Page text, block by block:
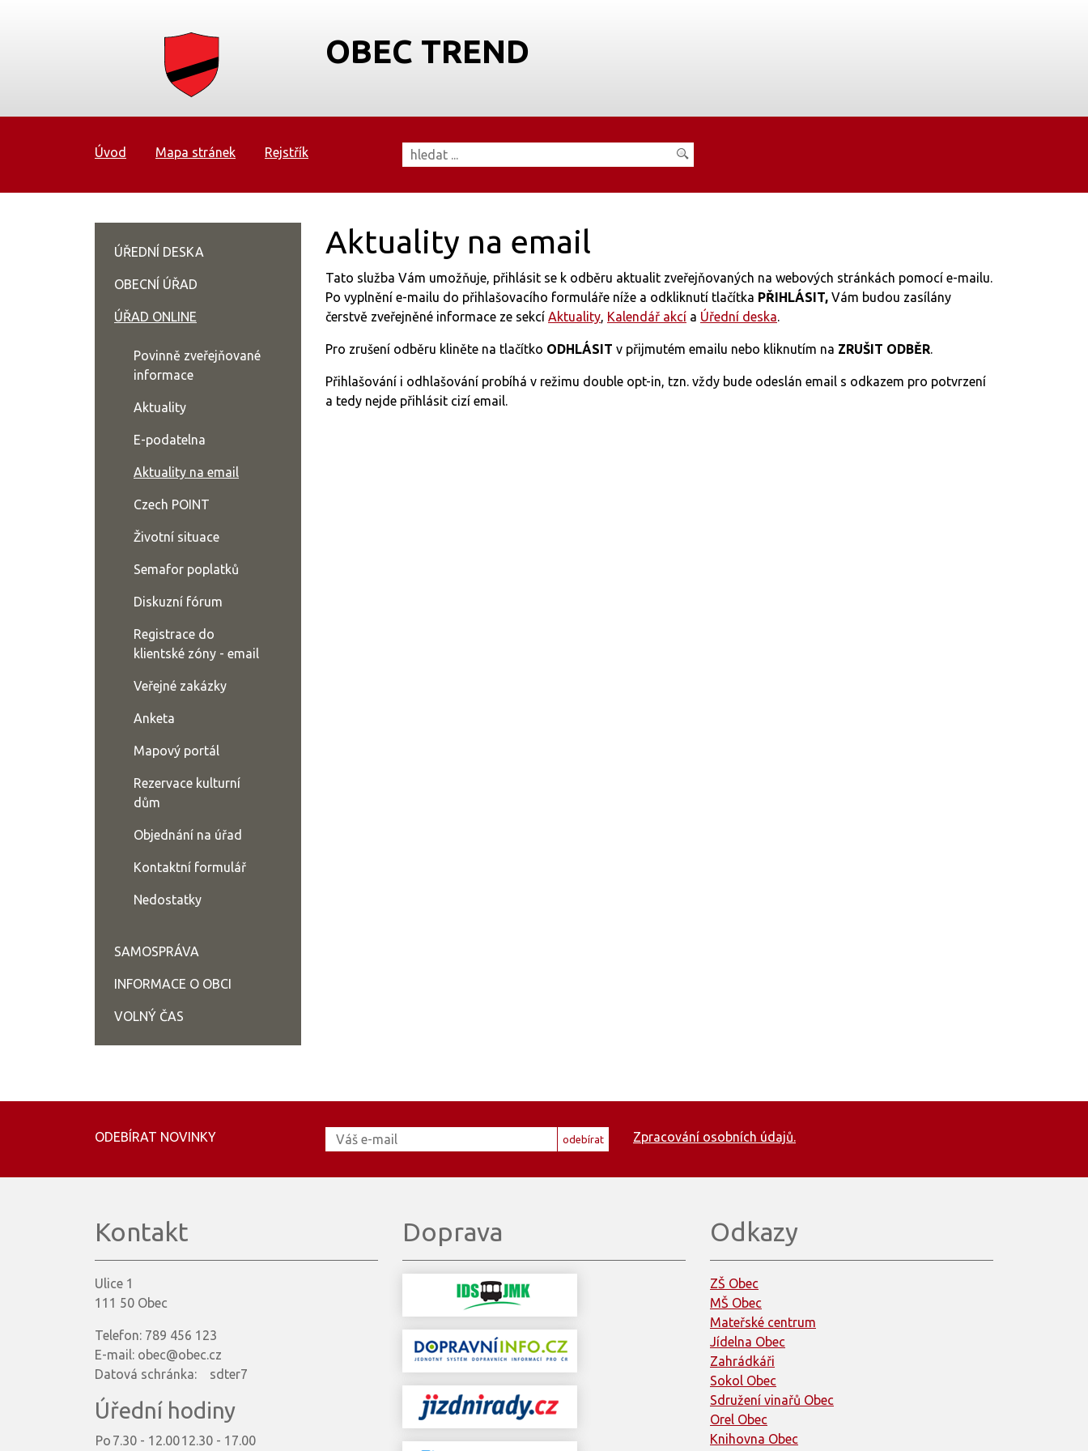
OBEC TREND
Úvod Mapa stránek Rejstřík
Aktuality na email
Tato služba Vám umožňuje, přihlásit se k odběru aktualit zveřejňovaných na webových stránkách pomocí e-mailu.
Po vyplnění e-mailu do přihlašovacího formuláře níže a odkliknutí tlačítka PŘIHLÁSIT, Vám budou zasílány
čerstvě zveřejněné informace ze sekcí Aktuality, Kalendář akcí a Úřední deska.
Pro zrušení odběru kliněte na tlačítko ODHLÁSIT v přijmutém emailu nebo kliknutím na ZRUŠIT ODBĚR.
Přihlašování i odhlašování probíhá v režimu double opt-in, tzn. vždy bude odeslán email s odkazem pro potvrzení
a tedy nejde přihlásit cizí email.
ÚŘEDNÍ DESKA
OBECNÍ ÚŘAD
ÚŘAD ONLINE
Povinně zveřejňované
informace
Aktuality
E-podatelna
Aktuality na email
Czech POINT
Životní situace
Semafor poplatků
Diskuzní fórum
Registrace do
klientské zóny - email
Veřejné zakázky
Anketa
Mapový portál
Rezervace kulturní
dům
Objednání na úřad
Kontaktní formulář
Nedostatky
SAMOSPRÁVA
INFORMACE O OBCI
VOLNÝ ČAS
ODEBÍRAT NOVINKY odebírat Zpracování osobních údajů.
Kontakt
Ulice 1
111 50 Obec
Telefon: 789 456 123
E-mail: obec@obec.cz
Datová schránka: sdter7
Úřední hodiny
Po 7.30 - 12.0012.30 - 17.00
Doprava Odkazy
ZŠ Obec
MŠ Obec
Mateřské centrum
Jídelna Obec
Zahrádkáři
Sokol Obec
Sdružení vinařů Obec
Orel Obec
Knihovna Obec